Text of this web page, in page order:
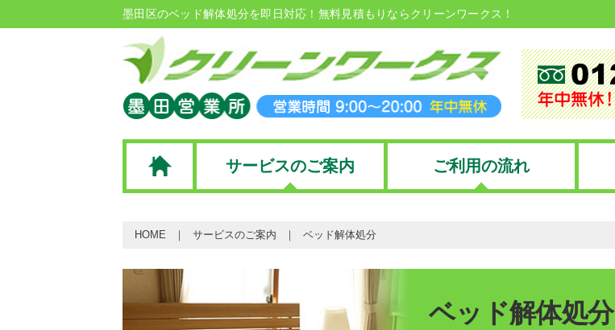
墨田区のベッド解体処分を即日対応！無料見積もりならクリーンワークス！
サービスのご案内 ご利用の流れ
HOME サービスのご案内 ベッド解体処分
ベッド解体処分